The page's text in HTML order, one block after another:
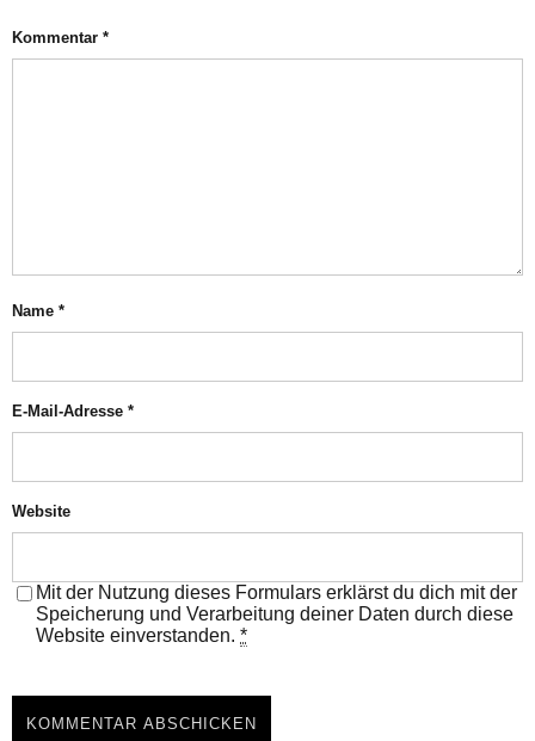
Kommentar *
Name *
E-Mail-Adresse *
Website
Mit der Nutzung dieses Formulars erklärst du dich mit der
Speicherung und Verarbeitung deiner Daten durch diese
Website einverstanden. *